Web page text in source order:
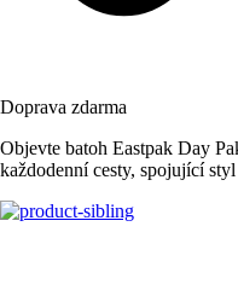
Doprava zdarma
Objevte batoh Eastpak Day
každodenní cesty, spojující